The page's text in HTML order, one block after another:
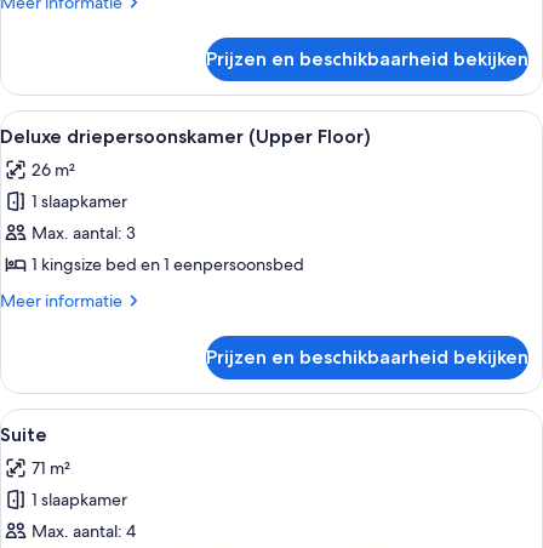
driepersoonskamer
(Upper
Floor)
Prijzen en beschikbaarheid bekijken
Alle
foto's
voor
Deluxe
driepersoonskamer
(Upper
Floor)
Een hotelkamer met een bed,
4
Deluxe driepersoonskamer (Upper Floor)
26 m²
1 slaapkamer
Max. aantal: 3
1 kingsize bed en 1 eenpersoonsbed
Meer informatie
Meer
driepersoonskamer
(Upper
Floor)
Prijzen en beschikbaarheid bekijken
Alle
foto's
voor
Suite
laden
Hotelkamer met een groot bed, een
4
Suite
71 m²
1 slaapkamer
Max. aantal: 4